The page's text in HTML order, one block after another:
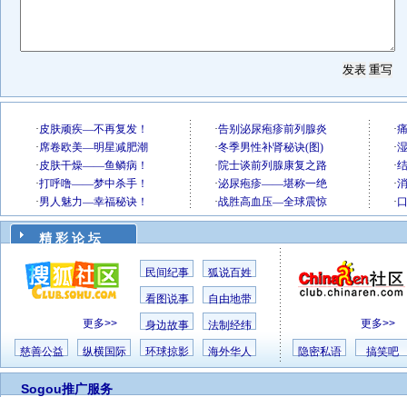
精 彩 论 坛
更多>>
民间纪事 狐说百姓
看图说事 自由地带
身边故事 法制经纬
慈善公益 纵横国际 环球掠影 海外华人
更多>>
隐密私语 搞笑吧
Sogou推广服务